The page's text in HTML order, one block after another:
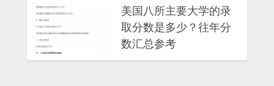
美国八所主要大学的录
取分数是多少？往年分
数汇总参考